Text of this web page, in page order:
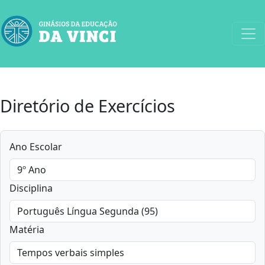
Diretório de Exercícios
Ano Escolar
Disciplina
Matéria